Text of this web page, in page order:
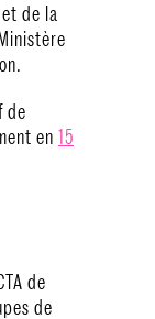
de la
de
en 15
de
de